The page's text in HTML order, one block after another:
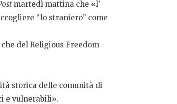
martedì mattina che «l’
“lo straniero” come
del Religious Freedom
storica delle comunità di
e vulnerabili».